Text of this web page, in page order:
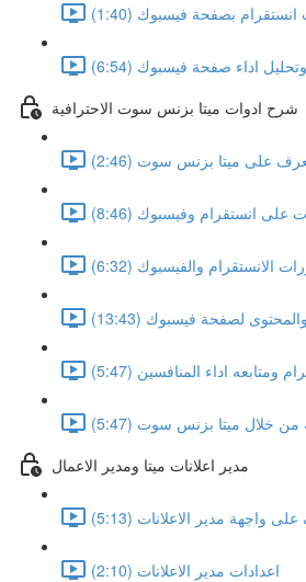
بصفحة فيسبوك (1:40)
اداء صفحة فيسبوك (6:54)
شرح ادوات ميتا بزنس سوت الاحترافية
على ميتا بزنس سوت (2:46)
على انستقرام وفيسبوك (8:46)
الانستقرام والفيسبوك (6:32)
لصفحة فيسبوك (13:43)
اداء المنافسين (5:47)
من خلال ميتا بزنس سوت (5:47)
مدير اعلانات ميتا ومدير الاعمال
واجهة مدير الاعلانات (5:13)
اعدادات مدير الاعلانات (2:10)